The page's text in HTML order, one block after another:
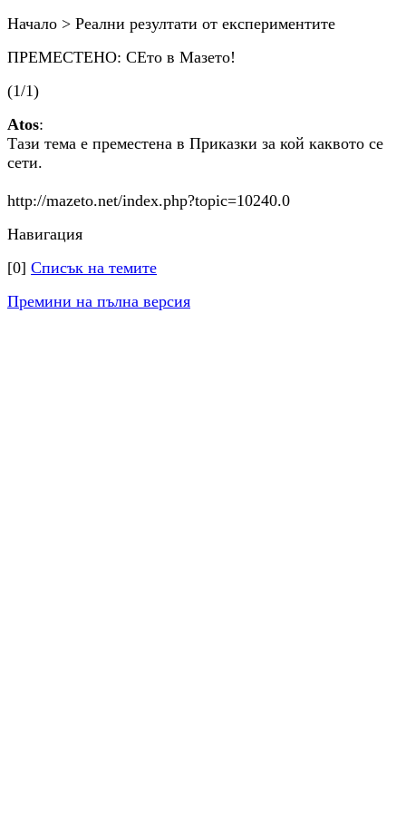
Начало > Реални резултати от експериментите
ПРЕМЕСТЕНО: СЕто в Мазето!
(1/1)
Аtos:
Тази тема е преместена в Приказки за кой каквото се
сети.
http://mazeto.net/index.php?topic=10240.0
Навигация
[0] Списък на темите
Премини на пълна версия